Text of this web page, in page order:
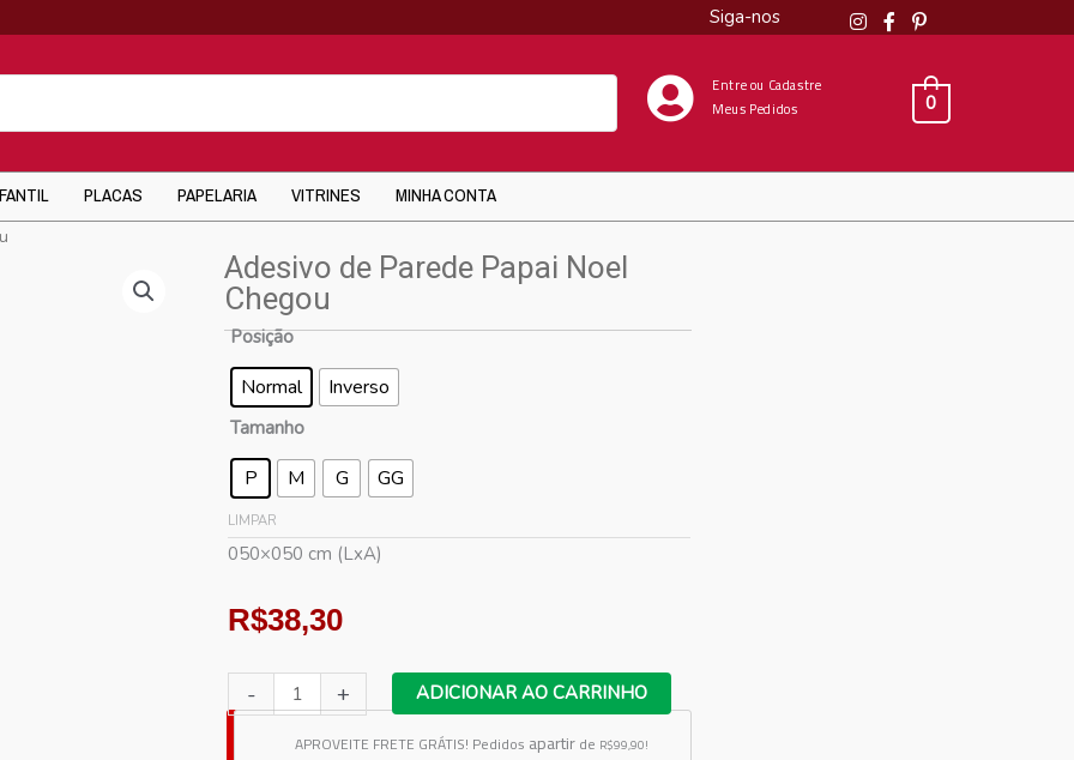
Siga-nos
Entre ou Cadastre
Meus Pedidos
0
PLACAS PAPELARIA VITRINES MINHA CONTA
Adesivo de Parede Papai Noel
Chegou
Posição
Normal Inverso
Tamanho
P M G GG
LIMPAR
050×050 cm (LxA)
R$38,30
-
Adesivo
de
+ ADICIONAR AO CARRINHO
APROVEITE FRETE GRÁTIS! Pedidos apartirde R$99,90!